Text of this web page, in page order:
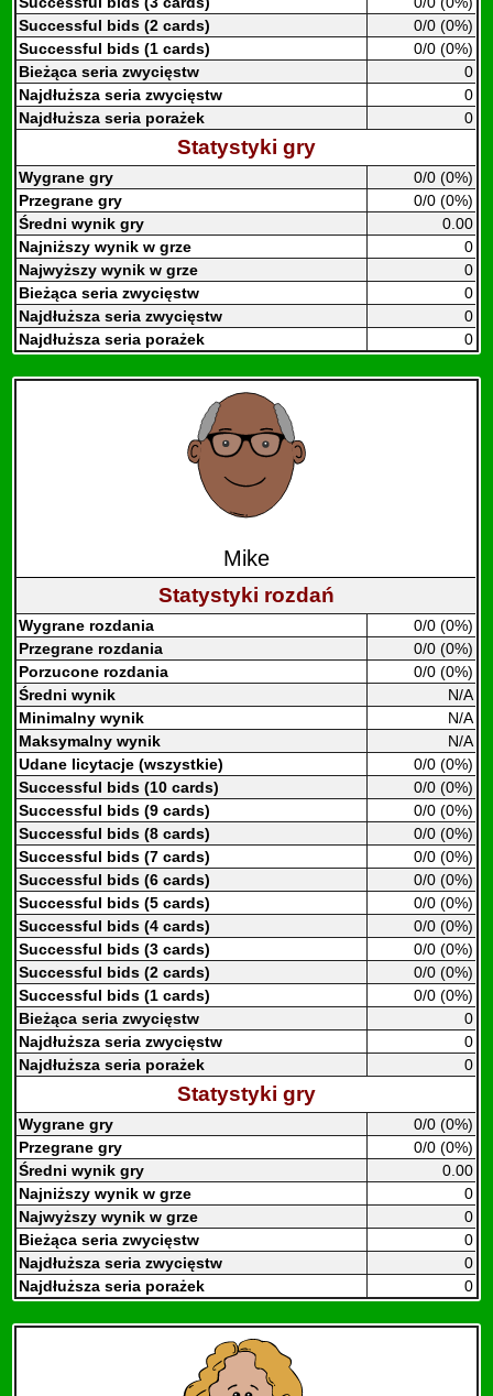
Successful bids (2 cards)
0/0 (0%)
Successful bids (1 cards)
0/0 (0%)
Bieżąca seria zwycięstw
0
Najdłuższa seria zwycięstw
0
Najdłuższa seria porażek
0
Statystyki gry
Wygrane gry
0/0 (0%)
Przegrane gry
0/0 (0%)
Średni wynik gry
0.00
Najniższy wynik w grze
0
Najwyższy wynik w grze
0
Bieżąca seria zwycięstw
0
Najdłuższa seria zwycięstw
0
Najdłuższa seria porażek
0
Mike
Statystyki rozdań
Wygrane rozdania
0/0 (0%)
Przegrane rozdania
0/0 (0%)
Porzucone rozdania
0/0 (0%)
Średni wynik
N/A
Minimalny wynik
N/A
Maksymalny wynik
N/A
Udane licytacje (wszystkie)
0/0 (0%)
Successful bids (10 cards)
0/0 (0%)
Successful bids (9 cards)
0/0 (0%)
Successful bids (8 cards)
0/0 (0%)
Successful bids (7 cards)
0/0 (0%)
Successful bids (6 cards)
0/0 (0%)
Successful bids (5 cards)
0/0 (0%)
Successful bids (4 cards)
0/0 (0%)
Successful bids (3 cards)
0/0 (0%)
Successful bids (2 cards)
0/0 (0%)
Successful bids (1 cards)
0/0 (0%)
Bieżąca seria zwycięstw
0
Najdłuższa seria zwycięstw
0
Najdłuższa seria porażek
0
Statystyki gry
Wygrane gry
0/0 (0%)
Przegrane gry
0/0 (0%)
Średni wynik gry
0.00
Najniższy wynik w grze
0
Najwyższy wynik w grze
0
Bieżąca seria zwycięstw
0
Najdłuższa seria zwycięstw
0
Najdłuższa seria porażek
0